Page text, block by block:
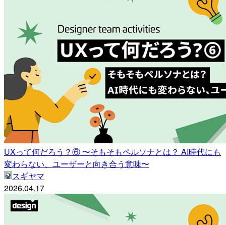
UXって何だろう？⑥ 〜そもそもペルソナとは？ AI時代にも
変わらない、ユーザーと向き合う意味〜
スギヤマ
2026.04.17